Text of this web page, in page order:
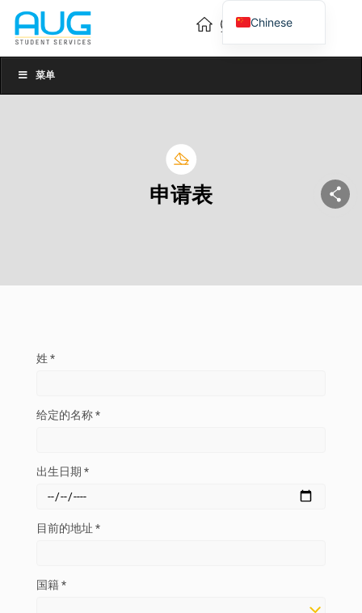
菜单
申请表
姓 *
给定的名称 *
出生日期 *
目前的地址 *
国籍 *
Chinese